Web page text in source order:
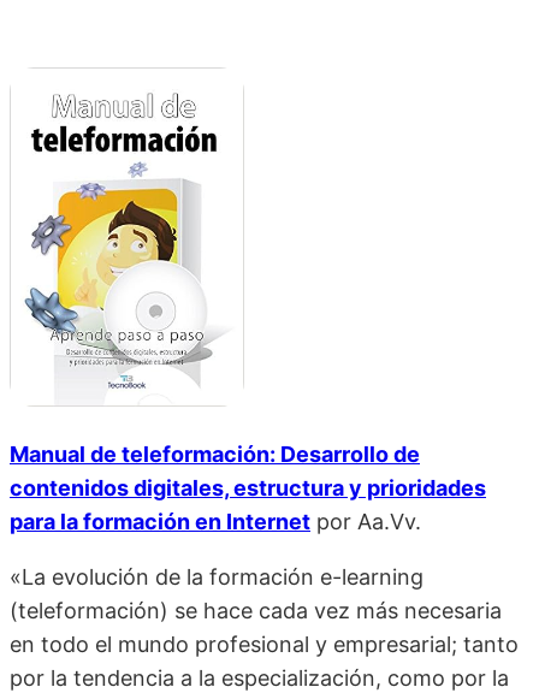
Manual de teleformación: Desarrollo de
contenidos digitales, estructura y prioridades
para la formación en Internet por Aa.Vv.
«La evolución de la formación e-learning
(teleformación) se hace cada vez más necesaria
en todo el mundo profesional y empresarial; tanto
por la tendencia a la especialización, como por la